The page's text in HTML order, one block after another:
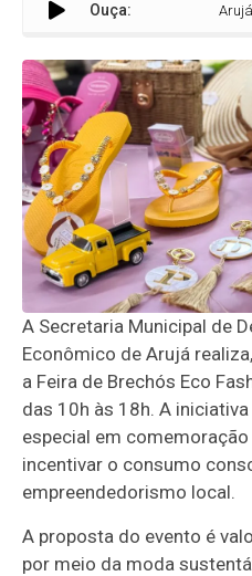
Ouça: Arujá
A Secretaria Municipal de
Econômico de Arujá
a Feira de Brechós Eco
das 10h às 18h. A
especial em
incentivar o consumo
empreendedorismo local.
A proposta do evento é
por meio da moda